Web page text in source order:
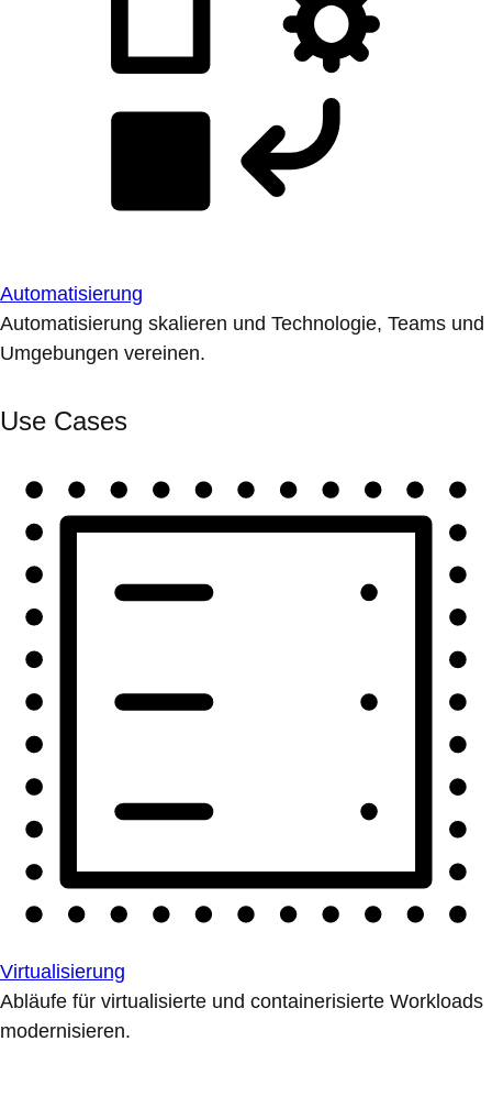
Automatisierung
Automatisierung skalieren und Technologie, Teams und
Umgebungen vereinen.
Use Cases
Virtualisierung
Abläufe für virtualisierte und containerisierte Workloads
modernisieren.